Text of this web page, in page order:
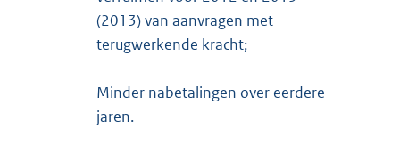
(2013) van aanvragen met
terugwerkende kracht;
–
Minder nabetalingen over eerdere
jaren.